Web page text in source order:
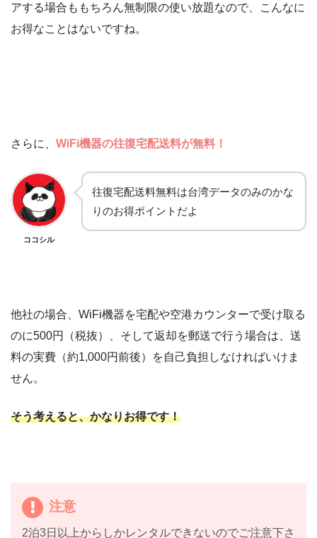
アする場合ももちろん無制限の使い放題なので、こんなに
お得なことはないですね。
さらに、 WiFi機器の往復宅配送料が無料！
ココシル
往復宅配送料無料は台湾データのみのかな
りのお得ポイントだよ
他社の場合、WiFi機器を宅配や空港カウンターで受け取る
のに500円（税抜）、そして返却を郵送で行う場合は、送
料の実費（約1,000円前後）を自己負担しなければいけま
せん。
そう考えると、かなりお得です！
注意
2泊3日以上からしかレンタルできないのでご注意下さ